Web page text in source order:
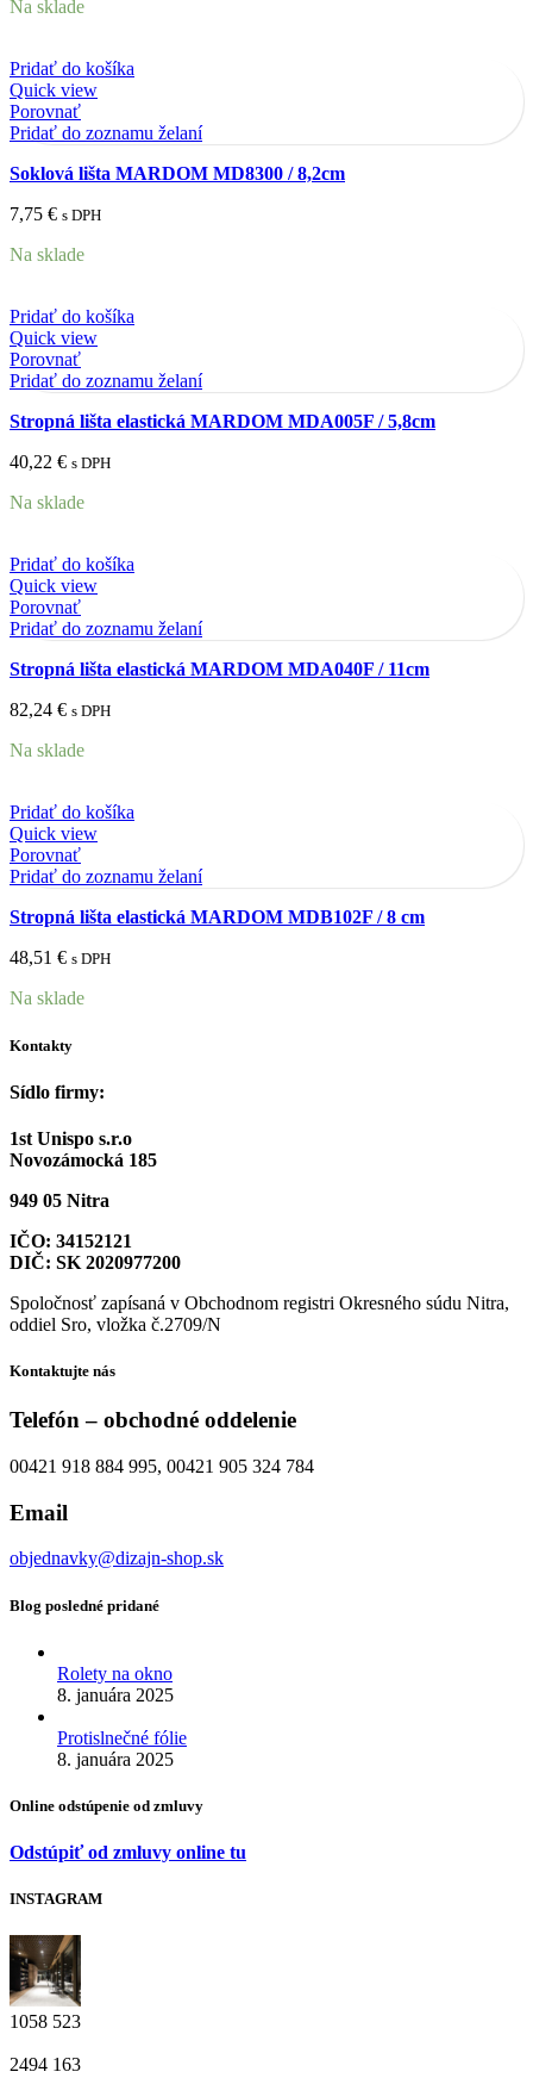
Na sklade
Pridať do košíka
Quick view
Porovnať
Pridať do zoznamu želaní
Soklová lišta MARDOM MD8300 / 8,2cm
7,75 € s DPH
Na sklade
Pridať do košíka
Quick view
Porovnať
Pridať do zoznamu želaní
Stropná lišta elastická MARDOM MDA005F / 5,8cm
40,22 € s DPH
Na sklade
Pridať do košíka
Quick view
Porovnať
Pridať do zoznamu želaní
Stropná lišta elastická MARDOM MDA040F / 11cm
82,24 € s DPH
Na sklade
Pridať do košíka
Quick view
Porovnať
Pridať do zoznamu želaní
Stropná lišta elastická MARDOM MDB102F / 8 cm
48,51 € s DPH
Na sklade
Kontakty
Sídlo firmy:
1st Unispo s.r.o
Novozámocká 185
949 05 Nitra
IČO: 34152121
DIČ: SK 2020977200
Spoločnosť zapísaná v Obchodnom registri Okresného súdu Nitra,
oddiel Sro, vložka č.2709/N
Kontaktujte nás
Telefón – obchodné oddelenie
00421 918 884 995, 00421 905 324 784
Email
objednavky@dizajn-shop.sk
Blog posledné pridané
Rolety na okno
8. januára 2025
Protislnečné fólie
8. januára 2025
Online odstúpenie od zmluvy
Odstúpiť od zmluvy online tu
INSTAGRAM
1058 523
2494 163